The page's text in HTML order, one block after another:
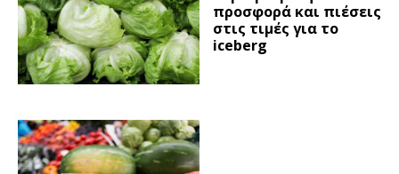
προσφορά και πιέσεις
στις τιμές για το
iceberg